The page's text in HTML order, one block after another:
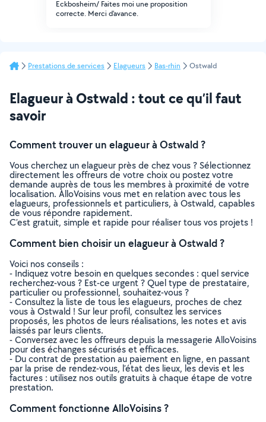
Eckbosheim/ Faites moi une proposition
correcte. Merci d'avance.
Prestations de services Elagueurs Bas-rhin Ostwald
Elagueur à Ostwald : tout ce qu’il faut
savoir
Comment trouver un elagueur à Ostwald ?
Vous cherchez un elagueur près de chez vous ? Sélectionnez
directement les offreurs de votre choix ou postez votre
demande auprès de tous les membres à proximité de votre
localisation. AlloVoisins vous met en relation avec tous les
elagueurs, professionnels et particuliers, à Ostwald, capables
de vous répondre rapidement.
C’est gratuit, simple et rapide pour réaliser tous vos projets !
Comment bien choisir un elagueur à Ostwald ?
Voici nos conseils :
- Indiquez votre besoin en quelques secondes : quel service
recherchez-vous ? Est-ce urgent ? Quel type de prestataire,
particulier ou professionnel, souhaitez-vous ?
- Consultez la liste de tous les elagueurs, proches de chez
vous à Ostwald ! Sur leur profil, consultez les services
proposés, les photos de leurs réalisations, les notes et avis
laissés par leurs clients.
- Conversez avec les offreurs depuis la messagerie AlloVoisins
pour des échanges sécurisés et efficaces.
- Du contrat de prestation au paiement en ligne, en passant
par la prise de rendez-vous, l’état des lieux, les devis et les
factures : utilisez nos outils gratuits à chaque étape de votre
prestation.
Comment fonctionne AlloVoisins ?